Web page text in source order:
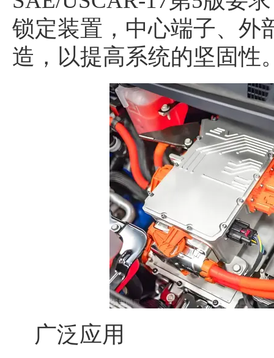
锁定装置，中心端子、外
造，以提高系统的坚固性
广泛应用